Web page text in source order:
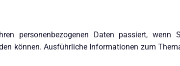
personenbezogenen Daten passiert, wenn
können. Ausführliche Informationen zum